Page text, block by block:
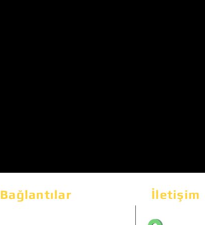
Bağlantılar İletişim